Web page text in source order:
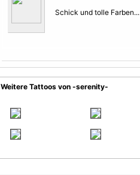
Schick und tolle Farben...
Weitere Tattoos von -serenity-